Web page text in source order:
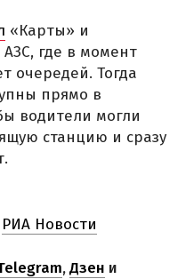
«Карты» и
где в момент
очередей. Тогда
прямо в
водители могли
станцию и сразу
РИА Новости
,Дзен и